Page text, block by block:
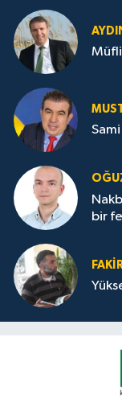
Sami
bir